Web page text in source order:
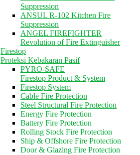
Suppression
ANSUL R-102 Kitchen Fire
Suppression
ANGEL FIREFIGHTER
Revolution of Fire Extinguisher
Firestop
Proteksi Kebakaran Pasif
PYRO-SAFE
Firestop Product & System
Firestop System
Cable Fire Protection
Steel Structural Fire Protection
Energy Fire Protection
Battery Fire Protection
Rolling Stock Fire Protection
Ship & Offshore Fire Protection
Door & Glazing Fire Protection